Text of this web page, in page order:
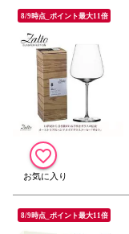
8/9時点_ポイント最大11倍
8/9時点_ポイント最大11倍